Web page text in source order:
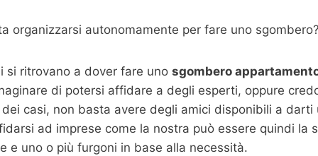
organizzarsi autonomamente per fare uno
si ritrovano a dover fare uno sgombero
di potersi affidare a degli esperti, oppure
casi, non basta avere degli amici disponibili a
ad imprese come la nostra può essere quindi la
e uno o più furgoni in base alla necessità.